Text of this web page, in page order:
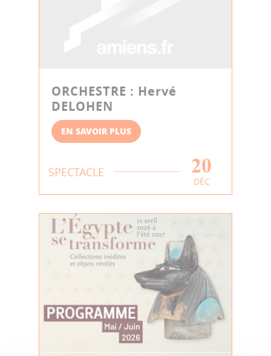
ORCHESTRE : Hervé
DELOHEN
EN SAVOIR PLUS
SPECTACLE 20
DÉC